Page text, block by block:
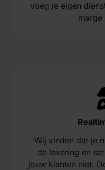
voeg je eigen
marge
Wij vinden dat je
de levering en
jouw klanten niet.